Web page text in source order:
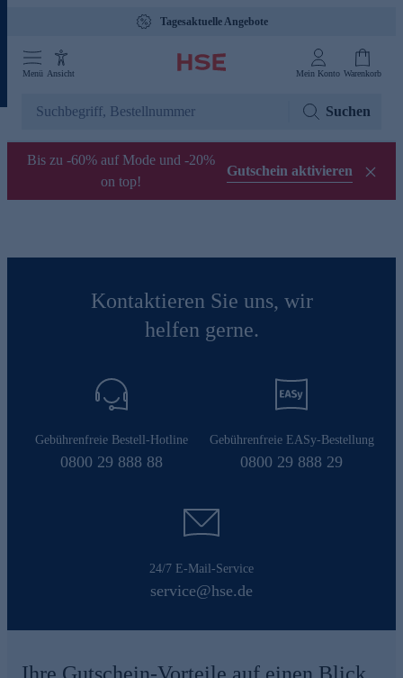
Tagesaktuelle Angebote
Menü Ansicht Mein Konto Warenkorb
Suchen
Bis zu -60% auf Mode und -20%
on top!
Gutschein aktivieren
Kontaktieren Sie uns, wir
helfen gerne.
Gebührenfreie Bestell-Hotline
0800 29 888 88
Gebührenfreie EASy-Bestellung
0800 29 888 29
24/7 E-Mail-Service
service@hse.de